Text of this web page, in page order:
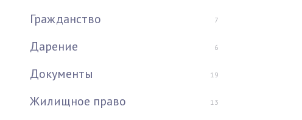
Гражданство 7
Дарение 6
Документы 19
Жилищное право 13